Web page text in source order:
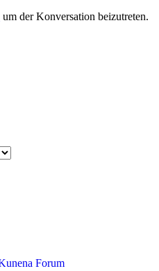
um der Konversation beizutreten.
Forum